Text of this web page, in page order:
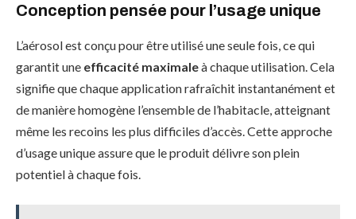
Conception pensée pour l’usage unique
L’aérosol est conçu pour être utilisé une seule fois, ce qui
garantit une efficacité maximaleà chaque utilisation. Cela
signifie que chaque application rafraîchit instantanément et
de manière homogène l’ensemble de l’habitacle, atteignant
même les recoins les plus difficiles d’accès. Cette approche
d’usage unique assure que le produit délivre son plein
potentiel à chaque fois.